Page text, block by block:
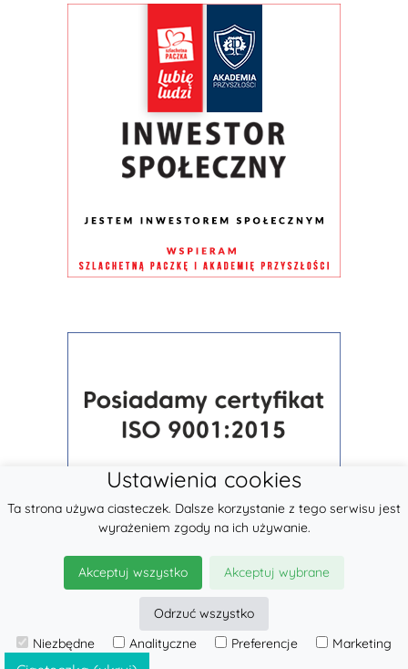
© 2026LennyLamb sp. z o.o.
Ustawienia cookies
Ta strona używa ciasteczek. Dalsze korzystanie z tego serwisu jest
wyrażeniem zgody na ich używanie.
Akceptuj wszystko Akceptuj wybrane
Odrzuć wszystko
Niezbędne
Analityczne Preferencje Marketing